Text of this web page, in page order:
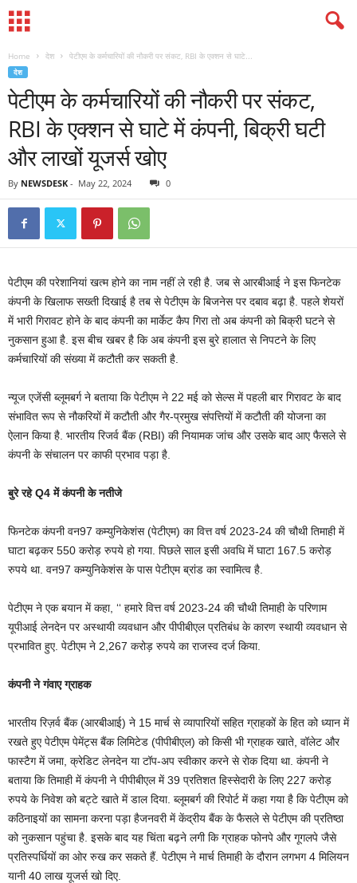
Home देश पेटीएम के कर्मचारियों की नौकरी पर संकट, RBI के एक्शन से घाटे...
देश
पेटीएम के कर्मचारियों की नौकरी पर संकट,
RBI के एक्शन से घाटे में कंपनी, बिक्री घटी
और लाखों यूजर्स खोए
By NEWSDESK - May 22, 2024 0
पेटीएम की परेशानियां खत्म होने का नाम नहीं ले रही है. जब से आरबीआई ने इस फिनटेक
कंपनी के खिलाफ सख्ती दिखाई है तब से पेटीएम के बिजनेस पर दबाव बढ़ा है. पहले शेयरों
में भारी गिरावट होने के बाद कंपनी का मार्केट कैप गिरा तो अब कंपनी को बिक्री घटने से
नुकसान हुआ है. इस बीच खबर है कि अब कंपनी इस बुरे हालात से निपटने के लिए
कर्मचारियों की संख्या में कटौती कर सकती है.
न्यूज एजेंसी ब्लूमबर्ग ने बताया कि पेटीएम ने 22 मई को सेल्स में पहली बार गिरावट के बाद
संभावित रूप से नौकरियों में कटौती और गैर-प्रमुख संपत्तियों में कटौती की योजना का
ऐलान किया है. भारतीय रिजर्व बैंक (RBI) की नियामक जांच और उसके बाद आए फैसले से
कंपनी के संचालन पर काफी प्रभाव पड़ा है.
बुरे रहे Q4 में कंपनी के नतीजे
फिनटेक कंपनी वन97 कम्युनिकेशंस (पेटीएम) का वित्त वर्ष 2023-24 की चौथी तिमाही में
घाटा बढ़कर 550 करोड़ रुपये हो गया. पिछले साल इसी अवधि में घाटा 167.5 करोड़
रुपये था. वन97 कम्युनिकेशंस के पास पेटीएम ब्रांड का स्वामित्व है.
पेटीएम ने एक बयान में कहा, ‘‘ हमारे वित्त वर्ष 2023-24 की चौथी तिमाही के परिणाम
यूपीआई लेनदेन पर अस्थायी व्यवधान और पीपीबीएल प्रतिबंध के कारण स्थायी व्यवधान से
प्रभावित हुए. पेटीएम ने 2,267 करोड़ रुपये का राजस्व दर्ज किया.
कंपनी ने गंवाए ग्राहक
भारतीय रिज़र्व बैंक (आरबीआई) ने 15 मार्च से व्यापारियों सहित ग्राहकों के हित को ध्यान में
रखते हुए पेटीएम पेमेंट्स बैंक लिमिटेड (पीपीबीएल) को किसी भी ग्राहक खाते, वॉलेट और
फास्टैग में जमा, क्रेडिट लेनदेन या टॉप-अप स्वीकार करने से रोक दिया था. कंपनी ने
बताया कि तिमाही में कंपनी ने पीपीबीएल में 39 प्रतिशत हिस्सेदारी के लिए 227 करोड़
रुपये के निवेश को बट्टे खाते में डाल दिया. ब्लूमबर्ग की रिपोर्ट में कहा गया है कि पेटीएम को
कठिनाइयों का सामना करना पड़ा हैजनवरी में केंद्रीय बैंक के फैसले से पेटीएम की प्रतिष्ठा
को नुकसान पहुंचा है. इसके बाद यह चिंता बढ़ने लगी कि ग्राहक फोनपे और गूगलपे जैसे
प्रतिस्पर्धियों का ओर रुख कर सकते हैं. पेटीएम ने मार्च तिमाही के दौरान लगभग 4 मिलियन
यानी 40 लाख यूजर्स खो दिए.